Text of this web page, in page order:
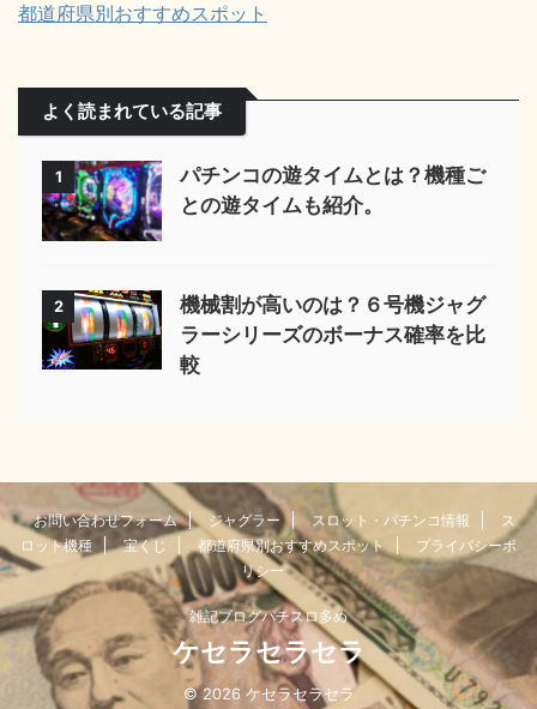
都道府県別おすすめスポット
よく読まれている記事
1
パチンコの遊タイムとは？機種ご
との遊タイムも紹介。
2
機械割が高いのは？６号機ジャグ
ラーシリーズのボーナス確率を比
較
お問い合わせフォーム ジャグラー スロット・パチンコ情報
ス
ロット機種
宝くじ 都道府県別おすすめスポット
プライバシーポ
リシー
雑記ブログパチスロ多め
ケセラセラセラ
© 2026 ケセラセラセラ